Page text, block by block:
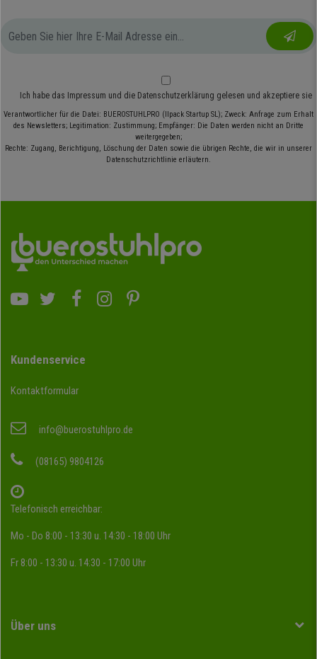
Ich habe das Impressum und die Datenschutzerklärung gelesen und akzeptiere sie
Verantwortlicher für die Datei: BUEROSTUHLPRO (Ilpack Startup SL); Zweck: Anfrage zum Erhalt
des Newsletters; Legitimation: Zustimmung; Empfänger: Die Daten werden nicht an Dritte
weitergegeben;
Rechte: Zugang, Berichtigung, Löschung der Daten sowie die übrigen Rechte, die wir in unserer
Datenschutzrichtlinie erläutern.
Kundenservice
Kontaktformular
info@buerostuhlpro.de
(08165) 9804126
Telefonisch erreichbar:
Mo - Do 8:00 - 13:30 u. 14:30 - 18:00 Uhr
Fr 8:00 - 13:30 u. 14:30 - 17:00 Uhr
Über uns